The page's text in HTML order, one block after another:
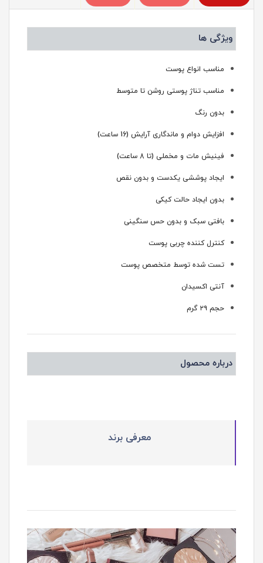
ویژگی ها
مناسب انواع پوست
مناسب تناژ پوستی روشن تا متوسط
بدون رنگ
افزایش دوام و ماندگاری آرایش (16 ساعت)
فینیش مات و مخملی (تا 8 ساعت)
ایجاد پوششی یکدست و بدون نقص
بدون ایجاد حالت کیکی
بافتی سبک و بدون حس سنگینی
کنترل کننده چربی پوست
تست شده توسط متخصص پوست
آنتی اکسیدان
حجم ۲۹ گرم
درباره محصول
معرفی برند